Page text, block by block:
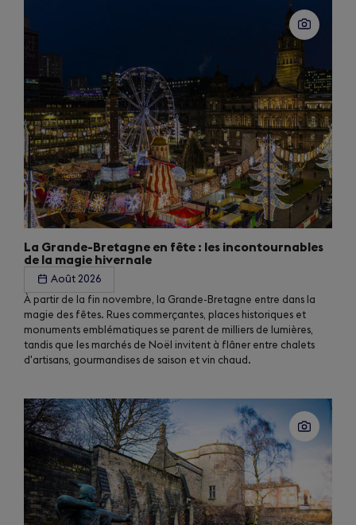
La Grande-Bretagne en fête : les incontournables
de la magie hivernale
Août 2026
À partir de la fin novembre, la Grande-Bretagne entre dans la
magie des fêtes. Rues commerçantes, places historiques et
monuments emblématiques se parent de milliers de lumières,
tandis que les marchés de Noël invitent à flâner entre chalets
d'artisans, gourmandises de saison et vin chaud.